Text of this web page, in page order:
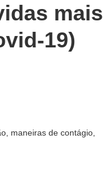
mais
19)
maneiras de contágio,